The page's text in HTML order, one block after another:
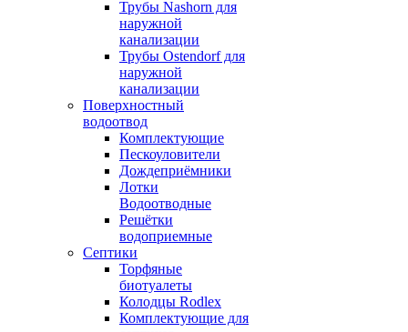
Трубы Nashorn для
наружной
канализации
Трубы Ostendorf для
наружной
канализации
Поверхностный
водоотвод
Комплектующие
Пескоуловители
Дождеприёмники
Лотки
Водоотводные
Решётки
водоприемные
Септики
Торфяные
биотуалеты
Колодцы Rodlex
Комплектующие для